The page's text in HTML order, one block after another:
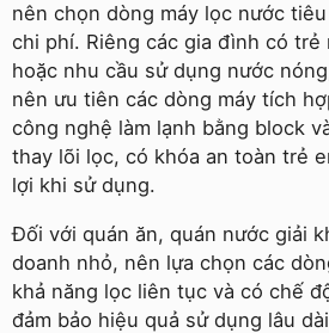
nên chọn dòng máy lọc nước
chi phí. Riêng các gia đình có
hoặc nhu cầu sử dụng nước
nên ưu tiên các dòng máy tích
công nghệ làm lạnh bằng block
thay lõi lọc, có khóa an toàn trẻ
lợi khi sử dụng.
Đối với quán ăn, quán nước giải
doanh nhỏ, nên lựa chọn các
khả năng lọc liên tục và có chế
đảm bảo hiệu quả sử dụng lâu